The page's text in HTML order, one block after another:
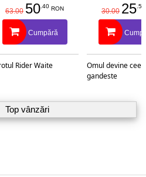
63.00 50 .40 RON
Cumpără
Rider Waite
30.00 25 .50
Omul devine
gandeste
Top vânzări